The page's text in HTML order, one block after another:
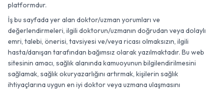
platformdur.
İş bu sayfada yer alan doktor/uzman yorumları ve
değerlendirmeleri, ilgili doktorun/uzmanın doğrudan veya dolaylı
emri, talebi, önerisi, tavsiyesi ve/veya ricası olmaksızın, ilgili
hasta/danışan tarafından bağımsız olarak yazılmaktadır. Bu web
sitesinin amacı, sağlık alanında kamuoyunun bilgilendirilmesini
sağlamak, sağlık okuryazarlığını artırmak, kişilerin sağlık
ihtiyaçlarına uygun en iyi doktor veya uzmana ulaşmasını